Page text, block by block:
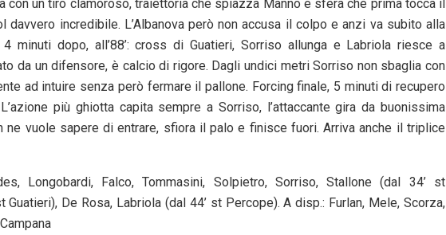
con un tiro clamoroso, traiettoria che spiazza Manno e sfera che prima tocca il
davvero incredibile. L’Albanova però non accusa il colpo e anzi va subito alla
minuti dopo, all’88’: cross di Guatieri, Sorriso allunga e Labriola riesce a
da un difensore, è calcio di rigore. Dagli undici metri Sorriso non sbaglia con
ad intuire senza però fermare il pallone. Forcing finale, 5 minuti di recupero
più ghiotta capita sempre a Sorriso, l’attaccante gira da buonissima
ne vuole sapere di entrare, sfiora il palo e finisce fuori. Arriva anche il triplice
Longobardi, Falco, Tommasini, Solpietro, Sorriso, Stallone (dal 34’ st
Guatieri), De Rosa, Labriola (dal 44’ st Percope). A disp.: Furlan, Mele, Scorza,